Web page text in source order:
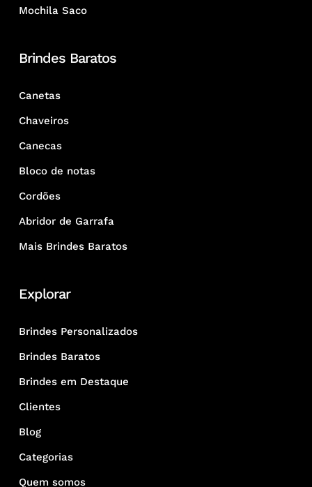
Mochila Saco
Brindes Baratos
Canetas
Chaveiros
Canecas
Bloco de notas
Cordões
Abridor de Garrafa
Mais Brindes Baratos
Explorar
Brindes Personalizados
Brindes Baratos
Brindes em Destaque
Clientes
Blog
Categorias
Quem somos